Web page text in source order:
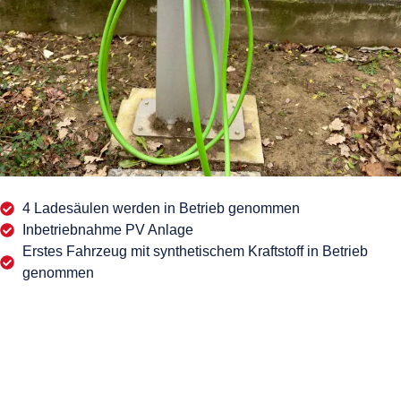
4 Ladesäulen werden in Betrieb genommen
Inbetriebnahme PV Anlage
Erstes Fahrzeug mit synthetischem Kraftstoff in Betrieb
genommen